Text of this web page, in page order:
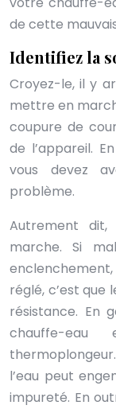
de cette
Identifiez la
Croyez-le, il y
mettre en
coupure de
de l’appareil.
vous devez
problème.
Autrement
marche. Si
réglé, c’est
résistance. En
chauffe-eau
l’eau peut
impureté. En